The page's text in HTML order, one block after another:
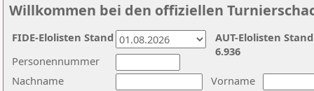
Willkommen bei den offiziellen
Nachname
Vorname
Personennummer
AUT-Elolisten
6.936
FIDE-Elolisten Stand